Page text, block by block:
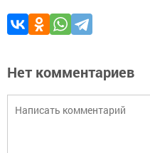
Нет комментариев